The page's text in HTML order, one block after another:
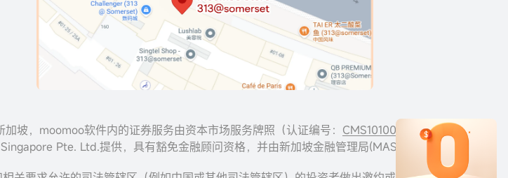
坡，moomoo软件内的证券服务由资本市场服务牌照（认证编号： CMS101000
）和
Pte. Ltd.提供，具有豁免金融顾问资格，并由新加坡金融管理局(MAS)监管。